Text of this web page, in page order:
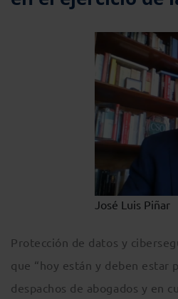
José Luis Piñar
Protección de datos y
que “hoy están y deben estar
despachos de abogados y en